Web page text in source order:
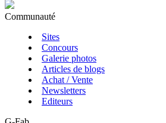
Communauté
Sites
Concours
Galerie photos
Articles de blogs
Achat / Vente
Newsletters
Editeurs